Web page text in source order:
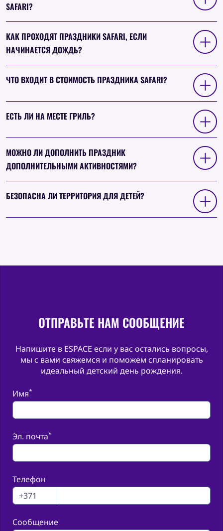
SAFARI?
КАК ПРОХОДЯТ ПРАЗДНИКИ SAFARI, ЕСЛИ
НАЧИНАЕТСЯ ДОЖДЬ?
ЧТО ВХОДИТ В СТОИМОСТЬ ПРАЗДНИКА SAFARI?
ЕСТЬ ЛИ НА МЕСТЕ ГРИЛЬ?
МОЖНО ЛИ ДОПОЛНИТЬ ПРАЗДНИК
ДОПОЛНИТЕЛЬНЫМИ АКТИВНОСТЯМИ?
БЕЗОПАСНА ЛИ ТЕРРИТОРИЯ ДЛЯ ДЕТЕЙ?
ОТПРАВЬТЕ НАМ СООБЩЕНИЕ
Напишите в ESPACE если у вас остались вопросы,
мы с вами свяжемся и поможем спланировать
идеальный детский день рождения.
Имя*
Эл. почта*
Телефон
Сообщение